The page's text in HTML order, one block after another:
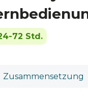
72 Std.
Zusammensetzung